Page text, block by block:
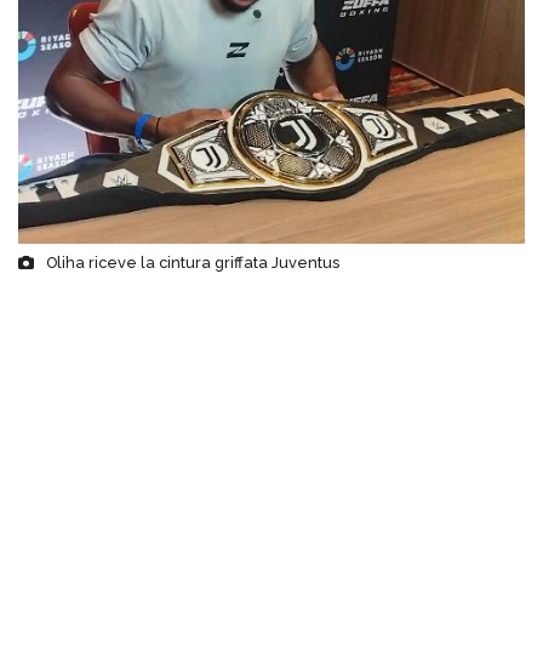
Oliha riceve la cintura griffata Juventus